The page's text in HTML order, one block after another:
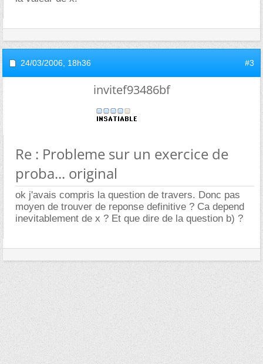
24/03/2006, 18h36 #3
invitef93486bf
Re : Probleme sur un exercice de
proba... original
ok j'avais compris la question de travers. Donc pas
moyen de trouver de reponse definitive ? Ca depend
inevitablement de x ? Et que dire de la question b) ?